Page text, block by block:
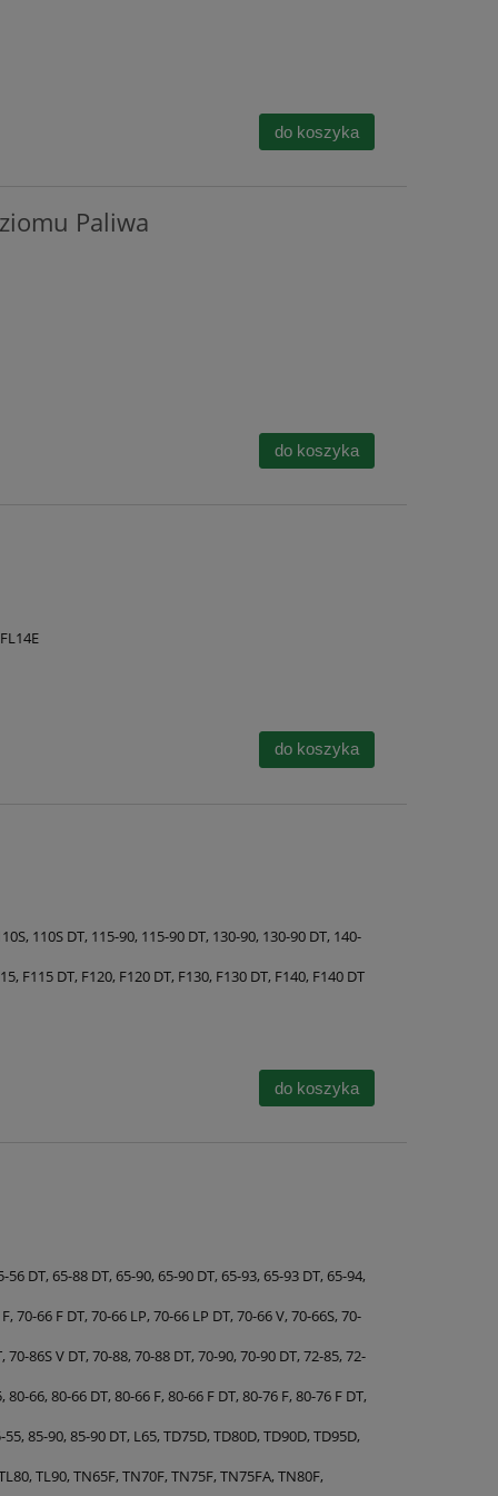
do koszyka
Paliwa
do koszyka
do koszyka
110S DT, 115-90, 115-90 DT, 130-90, 130-90 DT, 140-
F115 DT, F120, F120 DT, F130, F130 DT, F140, F140 DT
do koszyka
DT, 65-88 DT, 65-90, 65-90 DT, 65-93, 65-93 DT, 65-94,
70-66 F DT, 70-66 LP, 70-66 LP DT, 70-66 V, 70-66S, 70-
86S V DT, 70-88, 70-88 DT, 70-90, 70-90 DT, 72-85, 72-
66, 80-66 DT, 80-66 F, 80-66 F DT, 80-76 F, 80-76 F DT,
85-90, 85-90 DT, L65, TD75D, TD80D, TD90D, TD95D,
TL90, TN65F, TN70F, TN75F, TN75FA, TN80F,